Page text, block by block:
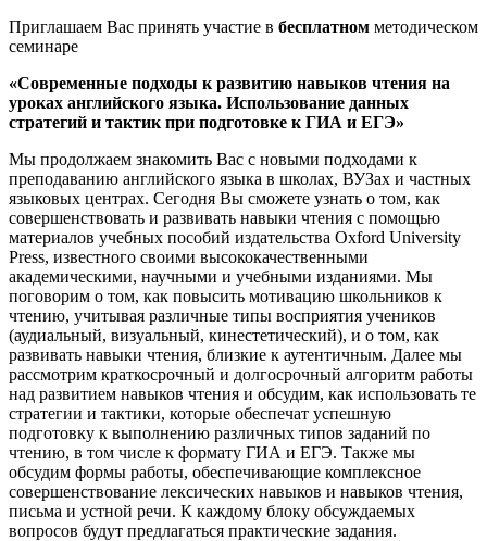
Приглашаем Вас принять участие в бесплатном методическом
семинаре
«Современные подходы к развитию навыков чтения на
уроках английского языка. Использование данных
стратегий и тактик при подготовке к ГИА и ЕГЭ»
Мы продолжаем знакомить Вас с новыми подходами к
преподаванию английского языка в школах, ВУЗах и частных
языковых центрах. Сегодня Вы сможете узнать о том, как
совершенствовать и развивать навыки чтения с помощью
материалов учебных пособий издательства Oxford University
Press, известного своими высококачественными
академическими, научными и учебными изданиями. Мы
поговорим о том, как повысить мотивацию школьников к
чтению, учитывая различные типы восприятия учеников
(аудиальный, визуальный, кинестетический), и о том, как
развивать навыки чтения, близкие к аутентичным. Далее мы
рассмотрим краткосрочный и долгосрочный алгоритм работы
над развитием навыков чтения и обсудим, как использовать те
стратегии и тактики, которые обеспечат успешную
подготовку к выполнению различных типов заданий по
чтению, в том числе к формату ГИА и ЕГЭ. Также мы
обсудим формы работы, обеспечивающие комплексное
совершенствование лексических навыков и навыков чтения,
письма и устной речи. К каждому блоку обсуждаемых
вопросов будут предлагаться практические задания.